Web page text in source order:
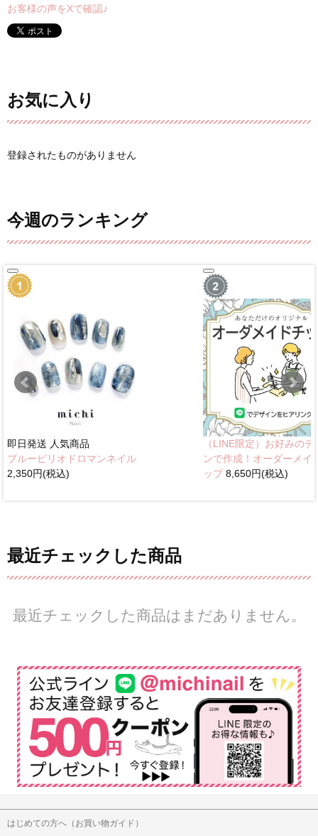
お客様の声をXで確認♪
お気に入り
登録されたものがありません
今週のランキング
即日発送 人気商品
ブルーピリオドロマンネイル
2,350円(税込)
（LINE限定）お好みのデ
ンで作成！オーダーメイ
ップ8,650円(税込)
最近チェックした商品
最近チェックした商品はまだありません。
はじめての方へ（お買い物ガイド）